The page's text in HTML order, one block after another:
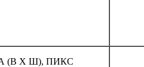
(В X Ш), ПИКС